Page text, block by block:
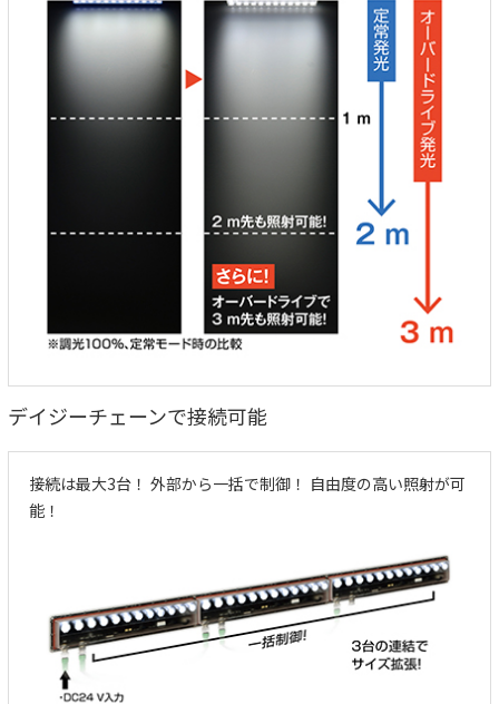
デイジーチェーンで接続可能
接続は最大3台！ 外部から一括で制御！ 自由度の高い照射が可
能！